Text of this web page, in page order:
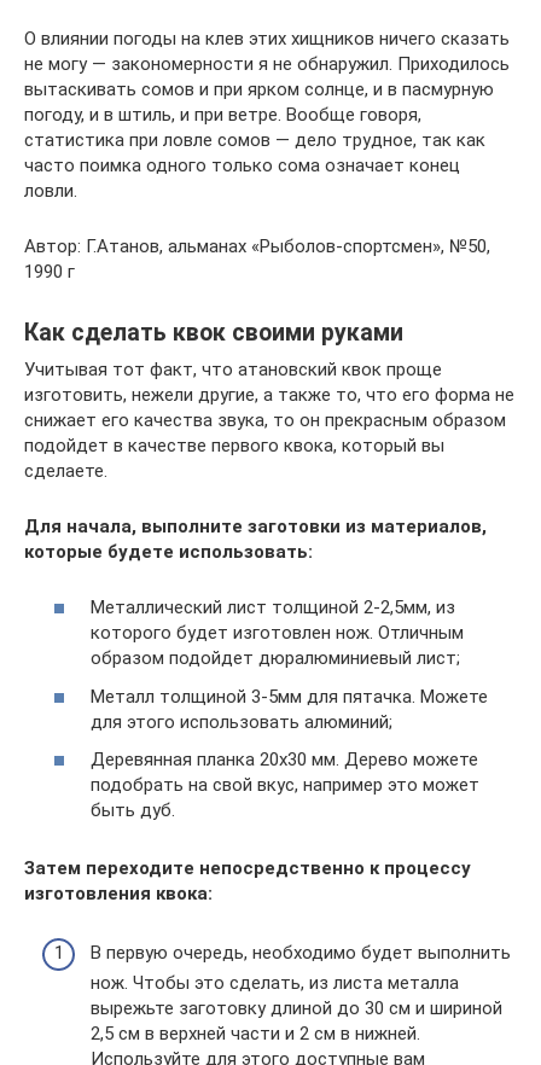
О влиянии погоды на клев этих хищников ничего сказать
не могу — закономерности я не обнаружил. Приходилось
вытаскивать сомов и при ярком солнце, и в пасмурную
погоду, и в штиль, и при ветре. Вообще говоря,
статистика при ловле сомов — дело трудное, так как
часто поимка одного только сома означает конец
ловли.
Автор: Г.Атанов, альманах «Рыболов-спортсмен», №50,
1990 г
Как сделать квок своими руками
Учитывая тот факт, что атановский квок проще
изготовить, нежели другие, а также то, что его форма не
снижает его качества звука, то он прекрасным образом
подойдет в качестве первого квока, который вы
сделаете.
Для начала, выполните заготовки из материалов,
которые будете использовать:
Металлический лист толщиной 2-2,5мм, из
которого будет изготовлен нож. Отличным
образом подойдет дюралюминиевый лист;
Металл толщиной 3-5мм для пятачка. Можете
для этого использовать алюминий;
Деревянная планка 20х30 мм. Дерево можете
подобрать на свой вкус, например это может
быть дуб.
Затем переходите непосредственно к процессу
изготовления квока:
В первую очередь, необходимо будет выполнить
нож. Чтобы это сделать, из листа металла
вырежьте заготовку длиной до 30 см и шириной
2,5 см в верхней части и 2 см в нижней.
Используйте для этого доступные вам